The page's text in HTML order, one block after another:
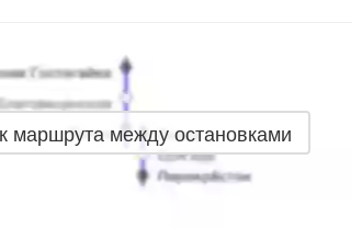
маршрута между остановками